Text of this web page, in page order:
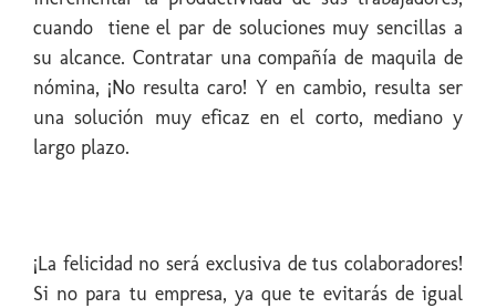
cuando tiene el par de soluciones muy sencillas a
su alcance. Contratar una compañía de maquila de
nómina, ¡No resulta caro! Y en cambio, resulta ser
una solución muy eficaz en el corto, mediano y
largo plazo.
¡La felicidad no será exclusiva de tus colaboradores!
Si no para tu empresa, ya que te evitarás de igual